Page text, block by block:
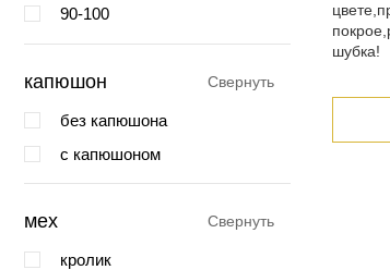
шубка!
90-100
капюшон Свернуть
без капюшона
с капюшоном
мех Свернуть
кролик